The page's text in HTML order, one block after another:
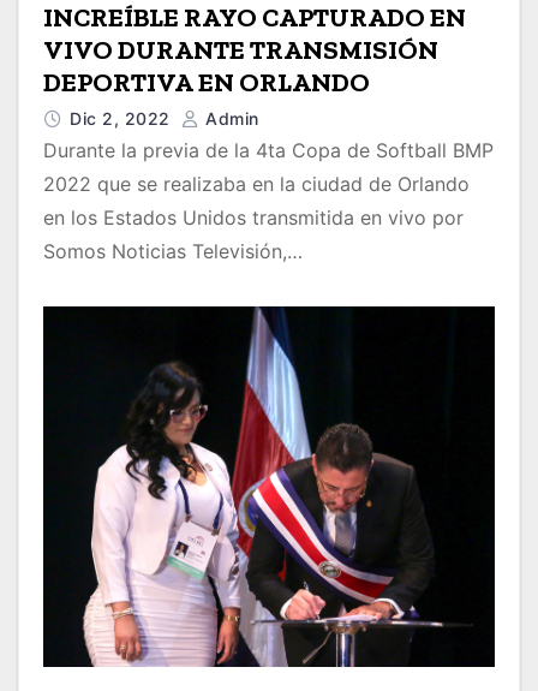
INCREÍBLE RAYO CAPTURADO EN
VIVO DURANTE TRANSMISIÓN
DEPORTIVA EN ORLANDO
Dic 2, 2022 Admin
Durante la previa de la 4ta Copa de Softball BMP
2022 que se realizaba en la ciudad de Orlando
en los Estados Unidos transmitida en vivo por
Somos Noticias Televisión,…